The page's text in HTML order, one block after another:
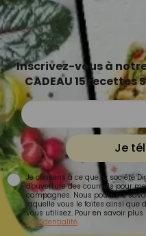
Inscrivez-vous à
CADEAU 15 recettes
Je
Je consens à ce que la société
d'ouverture des courriels pour
campagnes. Nous pourrons
laquelle vous le faites ainsi que
vous utilisez. Pour en savoir
confidentialité.